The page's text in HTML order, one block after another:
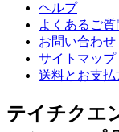
ヘルプ
よくあるご質
お問い合わせ
サイトマップ
送料とお支払
テイチクエ